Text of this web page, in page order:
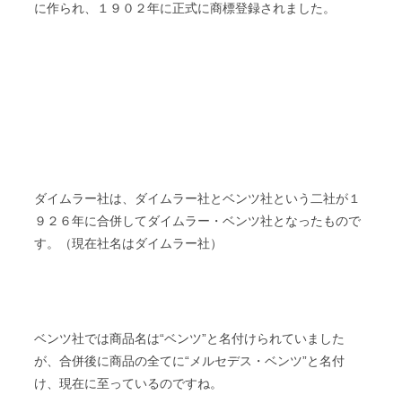
に作られ、１９０２年に正式に商標登録されました。
ダイムラー社は、ダイムラー社とベンツ社という二社が１
９２６年に合併してダイムラー・ベンツ社となったもので
す。（現在社名はダイムラー社）
ベンツ社では商品名は“ベンツ”と名付けられていました
が、合併後に商品の全てに“メルセデス・ベンツ”と名付
け、現在に至っているのですね。